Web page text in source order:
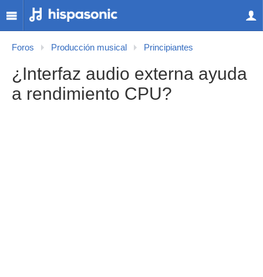
Foros Producción musical Principiantes
¿Interfaz audio externa ayuda
a rendimiento CPU?